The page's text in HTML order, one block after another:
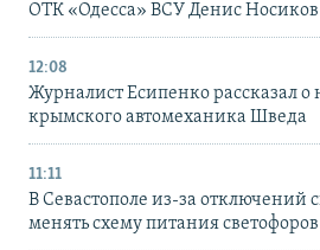
ОТК «Одесса» ВСУ Денис Носиков
12:08
Журналист Есипенко рассказал о
крымского автомеханика Шведа
11:11
В Севастополе из-за отключений
менять схему питания светофоров